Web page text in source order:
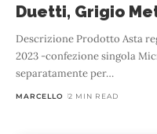
Duetti, Grigio
Descrizione Prodotto Asta
2023 -confezione singola
separatamente per…
MARCELLO 2 MIN READ